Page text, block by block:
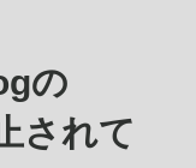
の
されて